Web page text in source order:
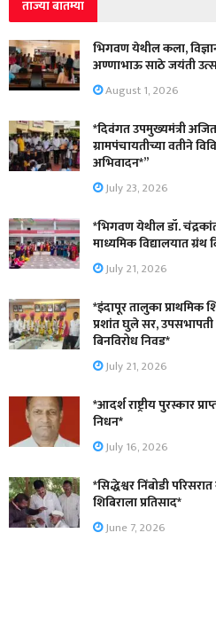
ताज्या बातम्या
भिगवण येथील कला,
अण्णाभाऊ साठे जयंती
August 1, 2026
*दिवंगत उपमुख्यमंत्री अजित
ग्रामपंचायतीच्या वतीने
अभिवादन*”
July 23, 2026
*भिगवण येथील डॉ.
माध्यमिक विद्यालयात
July 21, 2026
*इंदापूर तालुका प्राथमिक
प्रशांत घुले सर, उपसभापती
बिनविरोध निवड*
July 21, 2026
*आदर्श राष्ट्रीय पुरस्कार
निधन*
July 16, 2026
*सिद्धेश्वर निंबोडी
शिबिराला प्रतिसाद*
June 7, 2026